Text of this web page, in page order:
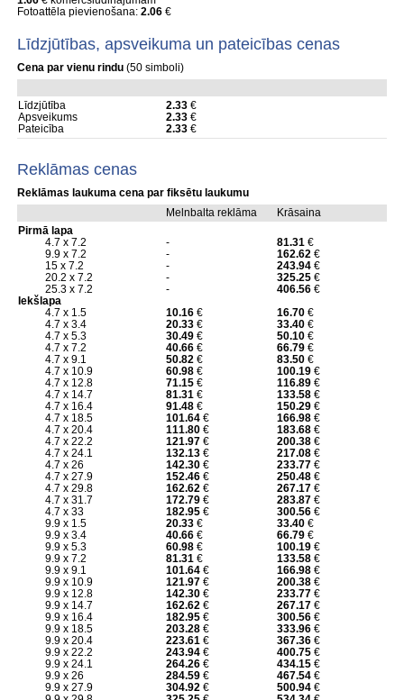
Fotoattēla pievienošana: 2.06€
Līdzjūtības, apsveikuma un pateicības cenas
Cena par vienu rindu (50 simboli)
Līdzjūtība 2.33€
Apsveikums
2.33€
Pateicība
2.33€
Reklāmas cenas
Reklāmas laukuma cena par fiksētu laukumu
Melnbalta reklāma
Krāsaina
Pirmā lapa
4.7 x 7.2
- 81.31€
9.9 x 7.2
- 162.62€
15 x 7.2
- 243.94€
20.2 x 7.2
- 325.25€
25.3 x 7.2
- 406.56€
Iekšlapa
4.7 x 1.5
10.16€ 16.70€
4.7 x 3.4
20.33€ 33.40€
4.7 x 5.3
30.49€ 50.10€
4.7 x 7.2
40.66€ 66.79€
4.7 x 9.1
50.82€ 83.50€
4.7 x 10.9
60.98€ 100.19€
4.7 x 12.8
71.15€ 116.89€
4.7 x 14.7
81.31€ 133.58€
4.7 x 16.4
91.48€ 150.29€
4.7 x 18.5
101.64€ 166.98€
4.7 x 20.4
111.80€ 183.68€
4.7 x 22.2
121.97€ 200.38€
4.7 x 24.1
132.13€ 217.08€
4.7 x 26
142.30€ 233.77€
4.7 x 27.9
152.46€ 250.48€
4.7 x 29.8
162.62€ 267.17€
4.7 x 31.7
172.79€ 283.87€
4.7 x 33
182.95€ 300.56€
9.9 x 1.5
20.33€ 33.40€
9.9 x 3.4
40.66€ 66.79€
9.9 x 5.3
60.98€ 100.19€
9.9 x 7.2
81.31€ 133.58€
9.9 x 9.1
101.64€ 166.98€
9.9 x 10.9
121.97€ 200.38€
9.9 x 12.8
142.30€ 233.77€
9.9 x 14.7
162.62€ 267.17€
9.9 x 16.4
182.95€ 300.56€
9.9 x 18.5
203.28€ 333.96€
9.9 x 20.4
223.61€ 367.36€
9.9 x 22.2
243.94€ 400.75€
9.9 x 24.1
264.26€ 434.15€
9.9 x 26
284.59€ 467.54€
9.9 x 27.9
304.92€ 500.94€